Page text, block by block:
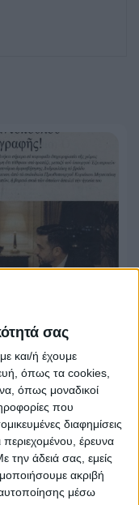
σας
και/ή έχουμε
όπως τα cookies,
όπως μοναδικοί
που
διαφημίσεις
περιεχομένου, έρευνα
την άδειά σας, εμείς
ακριβή
μέσω
«Εστίας»